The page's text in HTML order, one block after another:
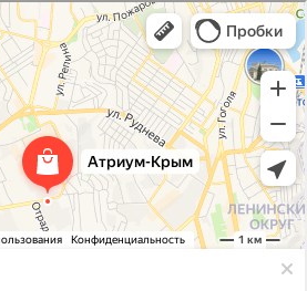
канализации в Севастополе
в Севастополе